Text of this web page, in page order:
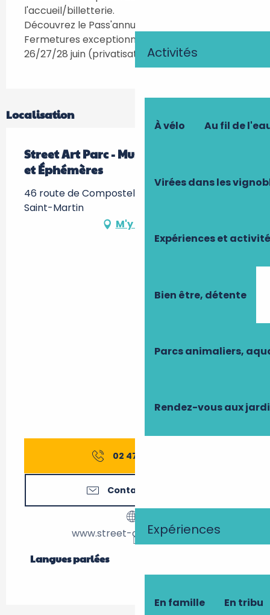
Activités
À vélo Au fil de
Virées dans les
Expériences et
Bien être, détente
Parcs animaliers,
Rendez-vous aux
Expériences
En famille En tribu
l'accueil/billetterie.
Découvrez le Pass'annuel !
Fermetures exceptionnelles 2026 : 13/14 juin ;
26/27/28 juin (privatisation du Domaine).
Localisation
Street Art Parc - Musée d'Arts Urbains
et Éphémères
46 route de Compostelle, 37500 Candes-
Saint-Martin
M'y rendre
02 47 58 20
Contactez-nous
www.street-art-parc.com
Langues parlées
Langues parlées